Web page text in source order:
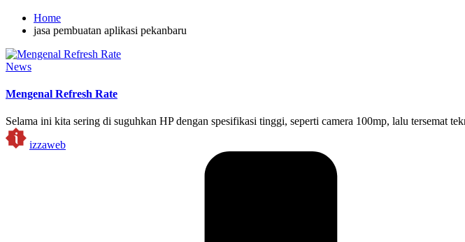
Home
jasa pembuatan aplikasi pekanbaru
Posted
News
Mengenal Refresh Rate
Selama ini kita sering di suguhkan HP dengan spesifikasi tinggi, seperti camera 100mp, lalu
Posted
by
izzaweb